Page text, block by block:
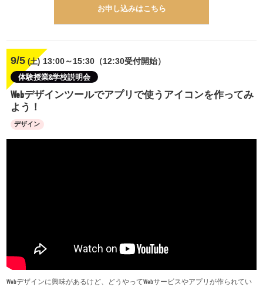
お申し込みはこちら
9/5 (土) 13:00～15:30（12:30受付開始）
体験授業&学校説明会
Webデザインツールでアプリで使うアイコンを作ってみ
よう！
デザイン
Webデザインに興味があるけど、どうやってWebサービスやアプリが作られてい